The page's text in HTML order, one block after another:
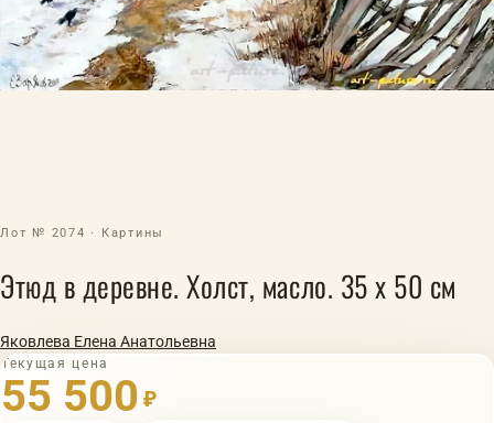
Лот № 2074 · Картины
Этюд в деревне. Холст, масло. 35 х 50 см
Яковлева Елена Анатольевна
Текущая цена
55 500 ₽